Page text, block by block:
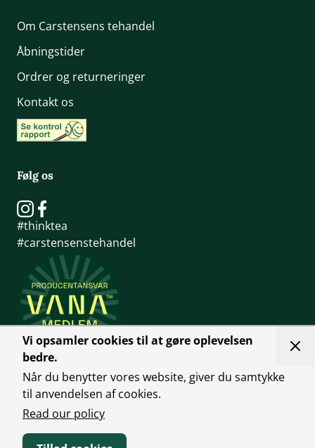
Vi opsamler cookies til at gøre oplevelsen
bedre.
Når du benytter vores website, giver du samtykke
til anvendelsen af cookies.
Read our policy
Om Carstensens tehandel
Åbningstider
Ordrer og returneringer
Kontakt os
Følg os
#thinktea
#carstensenstehandel